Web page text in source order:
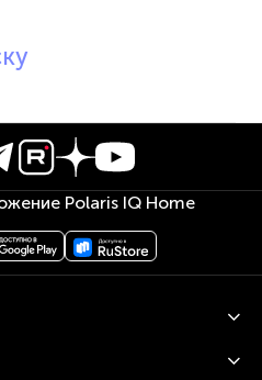
Polaris IQ Home